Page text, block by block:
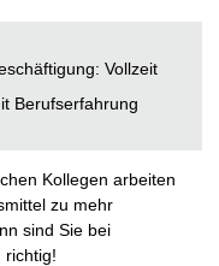
Vollzeit
Berufserfahrung
Kollegen arbeiten
zu mehr
sind Sie bei
richtig!